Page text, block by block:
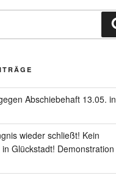
Abschiebehaft 13.05. in
wieder schließt! Kein
Glückstadt! Demonstration